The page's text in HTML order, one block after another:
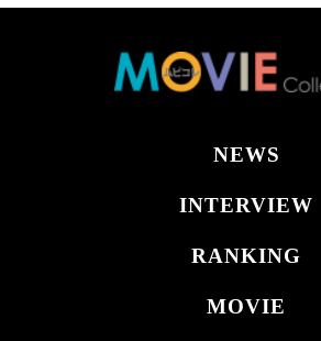
NEWS
INTERVIEW
RANKING
MOVIE